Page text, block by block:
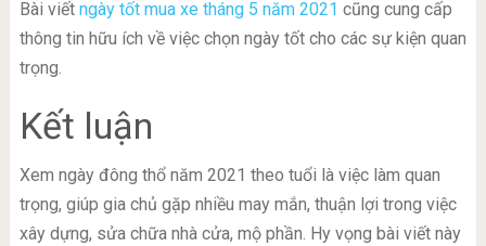
Bài viết ngày tốt mua xe tháng 5 năm 2021 cũng cung cấp
thông tin hữu ích về việc chọn ngày tốt cho các sự kiện quan
trọng.
Kết luận
Xem ngày đông thổ năm 2021 theo tuổi là việc làm quan
trọng, giúp gia chủ gặp nhiều may mắn, thuận lợi trong việc
xây dựng, sửa chữa nhà cửa, mộ phần. Hy vọng bài viết này